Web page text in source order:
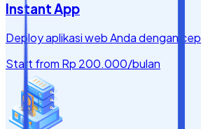
Instant App
Deploy aplikasi web Anda dengan
Start from Rp 200.000/bulan